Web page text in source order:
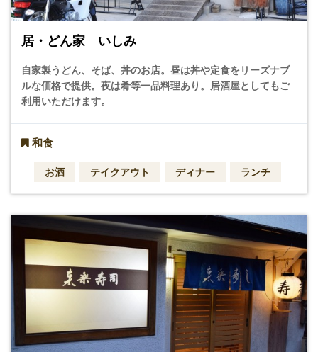
居・どん家 いしみ
自家製うどん、そば、丼のお店。昼は丼や定食をリーズナブ
ルな価格で提供。夜は肴等一品料理あり。居酒屋としてもご
利用いただけます。
和食
お酒 テイクアウト ディナー ランチ